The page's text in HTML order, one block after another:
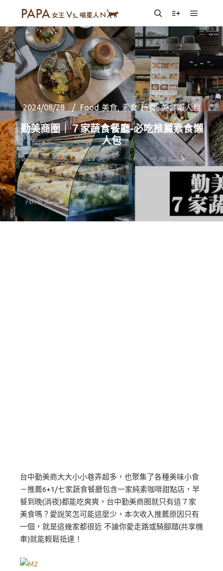
SearchMore info
Main
2024/08/28 Food 美食, 素食 蔬食,美食懶人包
勤美商圈｜７家蔬食餐廳-必吃推薦素食懶
人包
台中勤美商大大小小巷弄超多，也聚集了各種美味小食
－推薦6+1/七家蔬食餐廳包含一家純素咖啡甜點店，早
餐到晚(消夜)都能吃爽爽，台中勤美商圈就只有這７家
美食嗎？愛說笑怎可能這麼少，本次收入推薦原因只有
一個，就是這幾家都很近 不論你愛走路或騎腳踏(共享機
車)就能輕鬆抵達！